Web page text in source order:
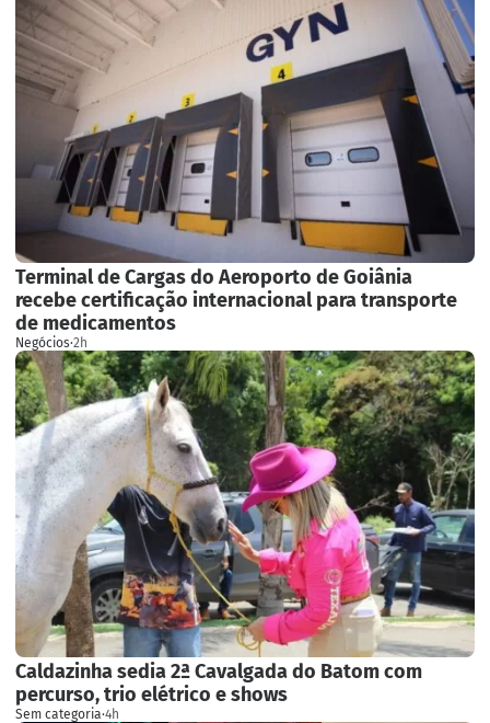
Terminal de Cargas do Aeroporto de Goiânia
recebe certificação internacional para transporte
de medicamentos
Negócios·2h
Caldazinha sedia 2ª Cavalgada do Batom com
percurso, trio elétrico e shows
Sem categoria·4h